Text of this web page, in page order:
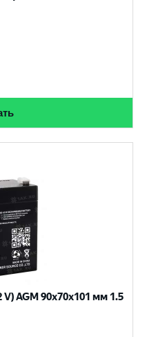
AGM 90x70x101 мм 1.5